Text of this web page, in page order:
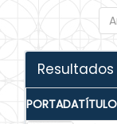
PORTADATÍTULO